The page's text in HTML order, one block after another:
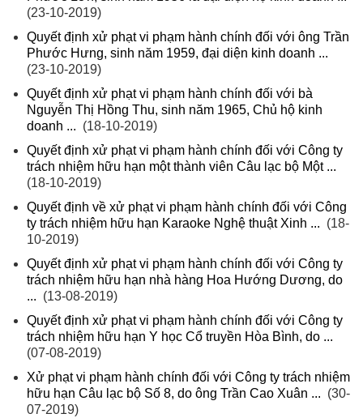
(23-10-2019)
Quyết định xử phạt vi phạm hành chính đối với ông Trần
Phước Hưng, sinh năm 1959, đại diện kinh doanh ...
(23-10-2019)
Quyết định xử phạt vi phạm hành chính đối với bà
Nguyễn Thị Hồng Thu, sinh năm 1965, Chủ hộ kinh
doanh ... (18-10-2019)
Quyết định xử phạt vi phạm hành chính đối với Công ty
trách nhiệm hữu hạn một thành viên Câu lạc bộ Một ...
(18-10-2019)
Quyết định về xử phạt vi phạm hành chính đối với Công
ty trách nhiệm hữu hạn Karaoke Nghệ thuật Xinh ... (18-
10-2019)
Quyết định xử phạt vi phạm hành chính đối với Công ty
trách nhiệm hữu hạn nhà hàng Hoa Hướng Dương, do
... (13-08-2019)
Quyết định xử phạt vi phạm hành chính đối với Công ty
trách nhiệm hữu hạn Y học Cổ truyền Hòa Bình, do ...
(07-08-2019)
Xử phạt vi phạm hành chính đối với Công ty trách nhiệm
hữu hạn Câu lạc bộ Số 8, do ông Trần Cao Xuân ... (30-
07-2019)